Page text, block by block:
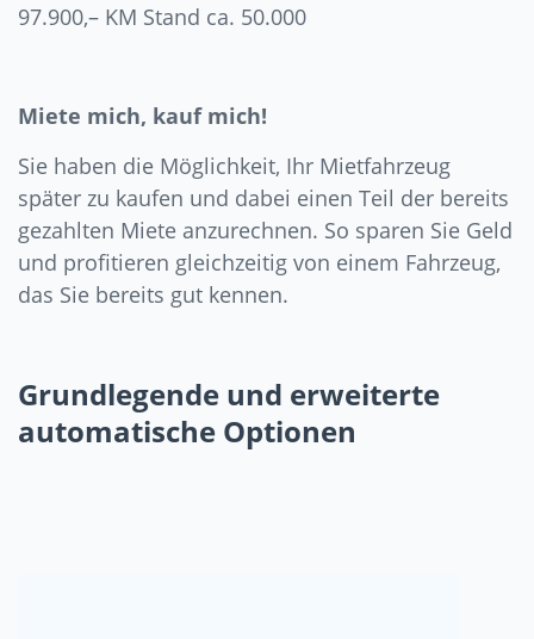
97.900,– KM Stand ca. 50.000
Miete mich, kauf mich!
Sie haben die Möglichkeit, Ihr Mietfahrzeug
später zu kaufen und dabei einen Teil der bereits
gezahlten Miete anzurechnen. So sparen Sie Geld
und profitieren gleichzeitig von einem Fahrzeug,
das Sie bereits gut kennen.
Grundlegende und erweiterte
automatische Optionen